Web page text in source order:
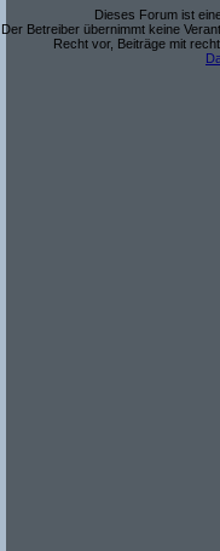
Dieses Forum ist
Der Betreiber übernimmt keine
Recht vor, Beiträge mit